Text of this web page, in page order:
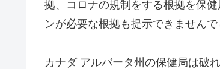
拠、コロナの規制をする根拠を保
ンが必要な根拠も提示できませんで
カナダ アルバータ州の保健局は破